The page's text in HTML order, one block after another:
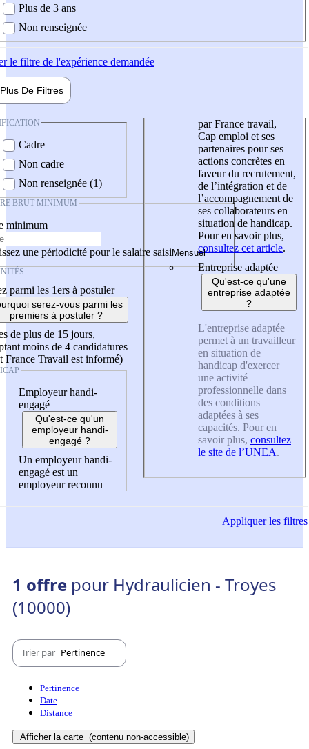
Plus de 3 ans
Non renseignée
le filtre de l'expérience demandée
Plus De Filtres
Cadre
Non cadre
Non renseignée (1)
BRUT MINIMUM
minimum
une périodicité pour le salaire saisi
parmi les 1ers à postuler
serez-vous parmi les
premiers à postuler ?
de plus de 15 jours,
moins de 4 candidatures
France Travail est informé)
Employeur handi-
engagé
Qu'est-ce qu'un
employeur handi-
engagé ?
Un employeur handi-
engagé est un
employeur reconnu
par France travail,
Cap emploi et ses
partenaires pour ses
actions concrètes en
faveur du recrutement,
de l’intégration et de
l’accompagnement de
ses collaborateurs en
situation de handicap.
Pour en savoir plus,
consultez cet article.
Entreprise adaptée
Qu'est-ce qu'une
entreprise adaptée
?
L'entreprise adaptée
permet à un travailleur
en situation de
handicap d'exercer
une activité
professionnelle dans
des conditions
adaptées à ses
capacités. Pour en
savoir plus, consultez
le site de l’UNEA.
Appliquerles filtres
1 offre pour Hydraulicien - Troyes
(10000)
Trier par Pertinence
Pertinence
Date
Distance
Afficher la carte (contenu non-accessible)